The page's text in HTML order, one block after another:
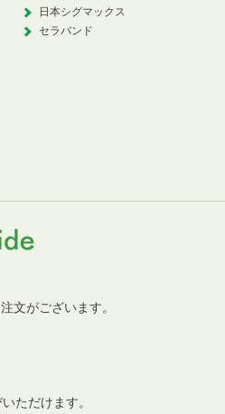
日本シグマックス
セラバンド
文がございます。
ただけます。